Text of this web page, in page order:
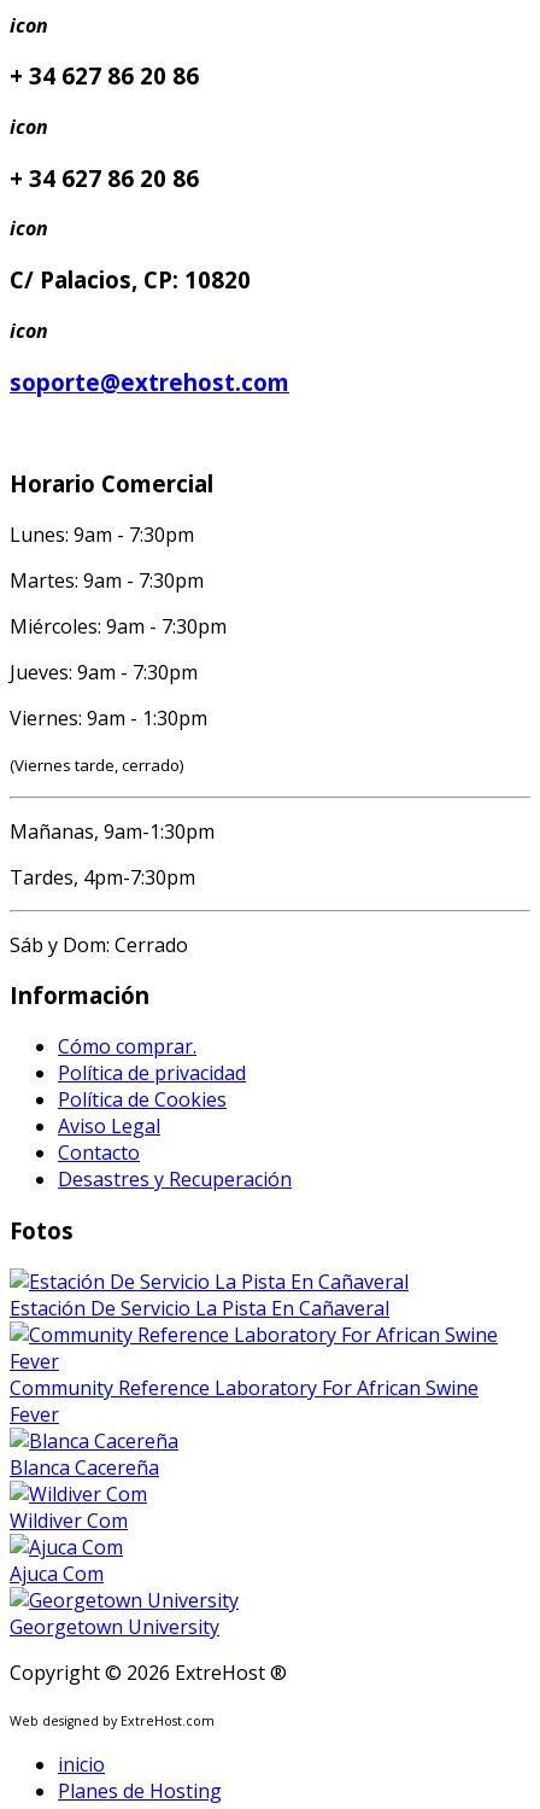
icon
+ 34 627 86 20 86
icon
+ 34 627 86 20 86
icon
C/ Palacios, CP: 10820
icon
soporte@extrehost.com
Horario Comercial
Lunes: 9am - 7:30pm
Martes: 9am - 7:30pm
Miércoles: 9am - 7:30pm
Jueves: 9am - 7:30pm
Viernes: 9am - 1:30pm
(Viernes tarde, cerrado)
Mañanas, 9am-1:30pm
Tardes, 4pm-7:30pm
Sáb y Dom: Cerrado
Información
Cómo comprar.
Política de privacidad
Política de Cookies
Aviso Legal
Contacto
Desastres y Recuperación
Fotos
Estación De Servicio La Pista En Cañaveral
Community Reference Laboratory For African Swine
Fever
Blanca Cacereña
Wildiver Com
Ajuca Com
Georgetown University
Copyright © 2026 ExtreHost ®
Web designed by ExtreHost.com
inicio
Planes de Hosting